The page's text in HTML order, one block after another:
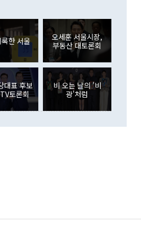
'동방경제포럼(EEF)'을 언급하
발언한 데 대해서도 조 장관
지 진도가 나가지 않았다"고
설명은 정부 내 조율을 거치지
현 대체와 국호 사용, 9·19 군
이 결정할 사안이 아니어서 월
정 장관의 업무보고를 듣고 난
아니다"라고 재차 확인했다. 정
부분 국가안전보장회의(NSC)
적 생각에 가깝다"며 "안보 관
안을 추진하겠다고 업무보고를
서야 한다'고 주장한 것은 심각
요구한 적이 없기 때문이다. 지
것이다. 직접투자에서는 내국
국내투자가 46억3000만달러
내 주식 매도세가 이어졌다. 외
의 영향으로 316억1000만달러
역대 최대 순매도 기록을 다시
채지수(WGBI) 자금 유입에도
52억9000만달러를 기록했
로 35억6000만달러 증가했
한 서울
오세훈 서울시장,
부동산 대토론회
대표 후보
토론회
비 오는 날의 '비
광'처럼